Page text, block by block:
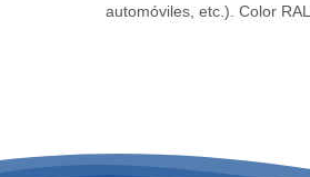
automóviles, etc.). Color RAL